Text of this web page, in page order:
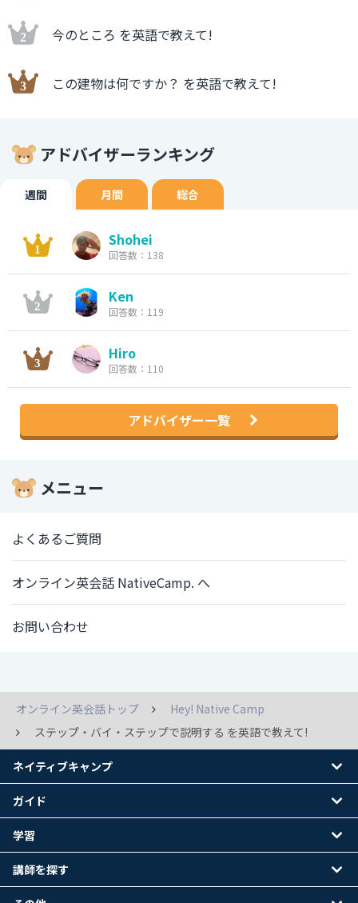
今のところ を英語で教えて!
この建物は何ですか？ を英語で教えて!
アドバイザーランキング
週間 月間 総合
Shohei
回答数：138
Ken
回答数：119
Hiro
回答数：110
アドバイザー一覧
メニュー
よくあるご質問
オンライン英会話 NativeCamp. へ
お問い合わせ
オンライン英会話トップ
Hey! Native Camp
ステップ・バイ・ステップで説明する を英語で教えて!
ネイティブキャンプ
ガイド
学習
講師を探す